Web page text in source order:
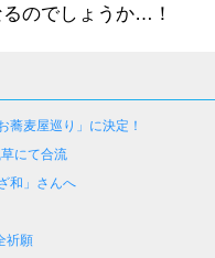
のでしょうか…！
蕎麦屋巡り」に決定！
にて合流
和」さんへ
祈願